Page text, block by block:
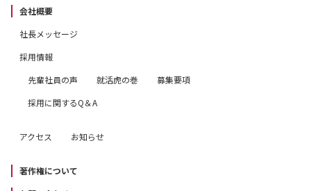
会社概要
社長メッセージ
採用情報
先輩社員の声
就活虎の巻
募集要項
採用に関するQ＆A
アクセス お知らせ
著作権について